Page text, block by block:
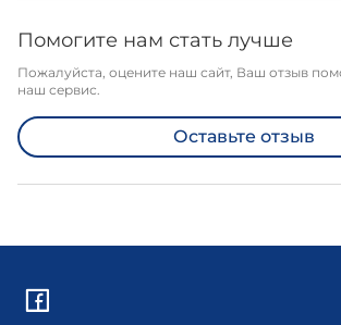
Помогите нам стать лучше
Пожалуйста, оцените наш сайт, Ваш отзыв
наш сервис.
Оставьте отзыв